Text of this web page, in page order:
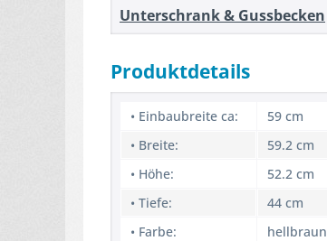
Unterschrank & Gussbecken
Produktdetails
• Einbaubreite ca:
59 cm
• Breite:
59.2 cm
• Höhe:
52.2 cm
• Tiefe:
44 cm
• Farbe:
hellbraun